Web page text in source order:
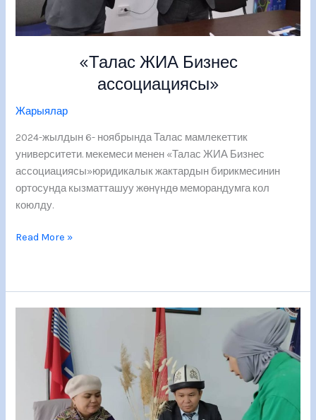
«Талас ЖИА Бизнес
ассоциациясы»
Жарыялар
2024-жылдын 6- ноябрында Талас мамлекеттик
университети. мекемеси менен «Талас ЖИА Бизнес
ассоциациясы»юридикалык жактардын бирикмесинин
ортосунда кызматташуу жөнүндө меморандумга кол
коюлду.
Read More »
«StartUp
Students
2025»
конкурсу